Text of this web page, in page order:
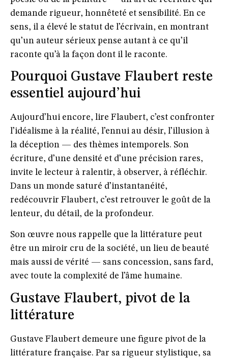
demande rigueur, honnêteté et sensibilité. En ce
sens, il a élevé le statut de l’écrivain, en montrant
qu’un auteur sérieux pense autant à ce qu’il
raconte qu’à la façon dont il le raconte.
Pourquoi Gustave Flaubert reste
essentiel aujourd’hui
Aujourd’hui encore, lire Flaubert, c’est confronter
l’idéalisme à la réalité, l’ennui au désir, l’illusion à
la déception — des thèmes intemporels. Son
écriture, d’une densité et d’une précision rares,
invite le lecteur à ralentir, à observer, à réfléchir.
Dans un monde saturé d’instantanéité,
redécouvrir Flaubert, c’est retrouver le goût de la
lenteur, du détail, de la profondeur.
Son œuvre nous rappelle que la littérature peut
être un miroir cru de la société, un lieu de beauté
mais aussi de vérité — sans concession, sans fard,
avec toute la complexité de l’âme humaine.
Gustave Flaubert, pivot de la
littérature
Gustave Flaubert demeure une figure pivot de la
littérature française. Par sa rigueur stylistique, sa